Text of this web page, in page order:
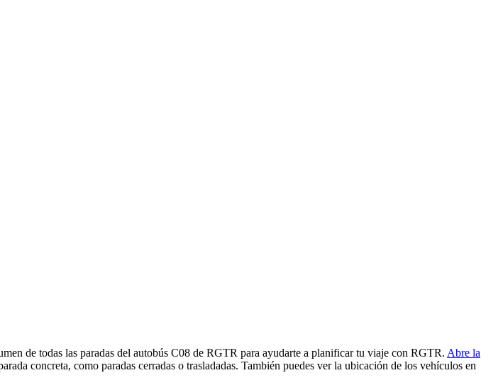
de todas las paradas del autobús C08 de RGTR para ayudarte a planificar tu viaje con RGTR. Abre la
concreta, como paradas cerradas o trasladadas. También puedes ver la ubicación de los vehículos en